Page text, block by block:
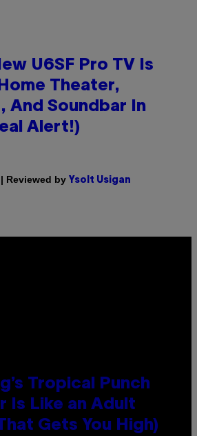
U6SF Pro TV Is
Theater,
And Soundbar In
Alert!)
| Reviewed by Ysolt Usigan
Tropical Punch
Is Like an Adult
Gets You High)